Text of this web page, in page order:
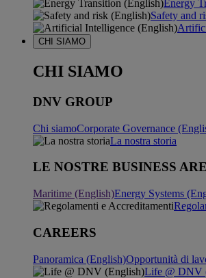
Energy
Safety and
CHI SIAMO
CHI SIAMO
DNV GROUP
Chi siamoCorporate Governance
La nostra storia
LE NOSTRE BUSINESS
Maritime (English)Energy Systems
CAREERS
Panoramica (English)Opportunità di
Life @ DNV